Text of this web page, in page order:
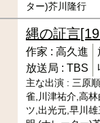
ター)芥川隆行
縄の証言
作家 : 高久進
放送局 : TBS
主な出演 : 三原
雀,川津祐介,高
ツ,出光元,早川